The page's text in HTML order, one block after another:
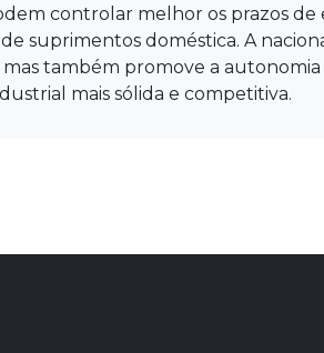
controlar melhor os prazos
suprimentos doméstica. A
também promove a autonomia
mais sólida e competitiva.